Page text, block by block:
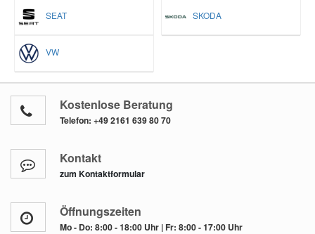
SEAT SKODA
VW
Kostenlose Beratung
Telefon: +49 2161 639 80 70
Kontakt
zum Kontaktformular
Öffnungszeiten
Mo - Do: 8:00 - 18:00 Uhr | Fr: 8:00 - 17:00 Uhr